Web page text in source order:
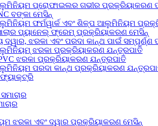
ପ୍ରୋଫାଇଲର ଗଭୀର ପ୍ରକ୍ରିୟାକରଣ
ବଙ୍କା ମେସିନ୍
ଫର୍ମୱାର୍କ ଏବଂ ଶିଳ୍ପ ଆଲୁମିନିୟମ
ପ୍ୟାନେଲ୍ ଫ୍ରେମ୍ ପ୍ରକ୍ରିୟାକରଣ ମେସିନ୍
ଦ୍ୱାର, ଝରକା ଏବଂ ପରଦା କାନ୍ଥ ପାଇଁ
ଝରକା ପ୍ରକ୍ରିୟାକରଣ ଯନ୍ତ୍ରପାତି
ଝରକା ପ୍ରକ୍ରିୟାକରଣ ଯନ୍ତ୍ରପାତି
ପରଦା କାନ୍ଥ ପ୍ରକ୍ରିୟାକରଣ
ଝରକା ଏବଂ ଦ୍ୱାର ପ୍ରକ୍ରିୟାକରଣ ମେସିନ୍